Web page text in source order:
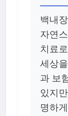
백내
자연
치료
세상
과 보
있지
명하